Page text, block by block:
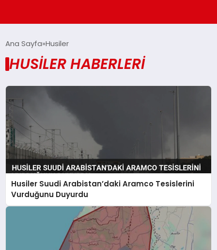
GÜNDEM
EĞITIM
EKONOMI
MAGAZIN
Ana Sayfa Husiler
HUSILER HABERLERI
Husiler Suudi Arabistan’daki Aramco Tesislerini
Vurduğunu Duyurdu